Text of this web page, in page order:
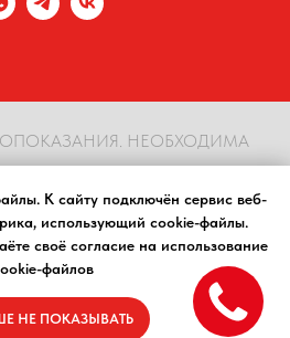
НЕОБХОДИМА
СПЕЦИАЛИСТА
использоваться в качестве медицинских
и выбор методики лечения остается
лечащего врача! Клиника Соло не несёт
последствия, возникшие в результате
на сайте.
К cайту подключён сервис веб-
использующий cookie-файлы.
своё согласие на использование
файлов
НЕ ПОКАЗЫВАТЬ